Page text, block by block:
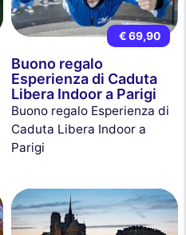
€ 69,90
Buono regalo
Esperienza di Caduta
Libera Indoor a Parigi
Buono regalo Esperienza di
Caduta Libera Indoor a
Parigi